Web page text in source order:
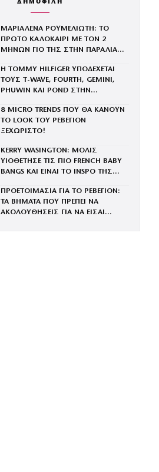
ΔΗΜΟΦΙΛΗ
ΜΑΡΙΑΛΕΝΑ ΡΟΥΜΕΛΙΩΤΗ: ΤΟ
ΠΡΩΤΟ ΚΑΛΟΚΑΙΡΙ ΜΕ ΤΟΝ 2
ΜΗΝΩΝ ΓΙΟ ΤΗΣ ΣΤΗΝ ΠΑΡΑΛΙΑ
Η TOMMY HILFIGER ΥΠΟΔΕΧΕΤΑΙ
ΤΟΥΣ Τ-WAVE, FOURTH, GEMINI,
PHUWIN ΚΑΙ POND ΣΤΗΝ
8 MICRO TRENDS ΠΟΥ ΘΑ ΚΑΝΟΥΝ
ΤΟ LOOK ΤΟΥ ΡΕΒΕΓΙΟΝ
ΞΕΧΩΡΙΣΤΟ!
KERRY WASINGTON: ΜΟΛΙΣ
ΥΙΟΘΕΤΗΣΕ ΤΙΣ ΠΙΟ FRENCH BABY
BANGS ΚΑΙ ΕΙΝΑΙ ΤΟ INSPO ΤΗΣ
ΠΡΟΕΤΟΙΜΑΣΙΑ ΓΙΑ ΤΟ ΡΕΒΕΓΙΟΝ:
ΤΑ ΒΗΜΑΤΑ ΠΟΥ ΠΡΕΠΕΙ ΝΑ
ΑΚΟΛΟΥΘΗΣΕΙΣ ΓΙΑ ΝΑ ΕΙΣΑΙ